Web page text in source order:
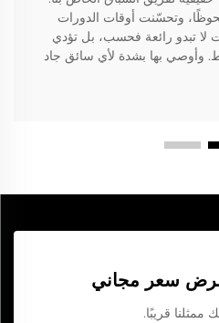
وتحسّنت أوقات الدورات
لا تبدو رائعة فحسب، بل تؤدي
وأوصي بها بشدة لأي سائق جاد
سعر مجاني
قريبًا.